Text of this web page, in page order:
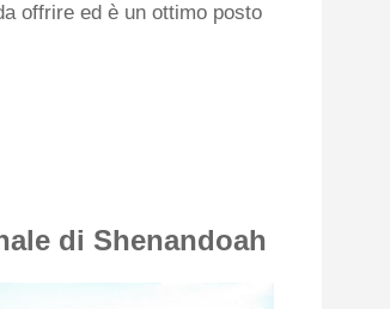
offrire ed è un ottimo posto
di Shenandoah